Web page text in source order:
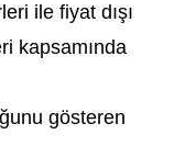
ile fiyat dışı
kapsamında
gösteren